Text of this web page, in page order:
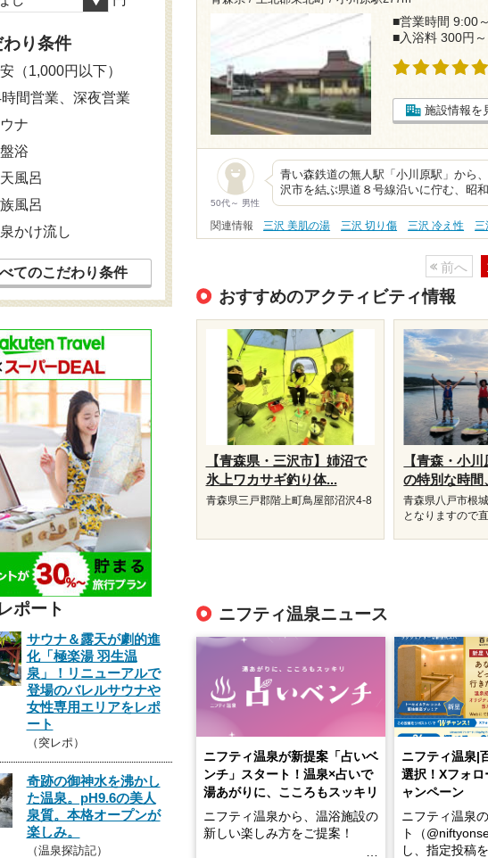
■営業時間 9:00
■入浴料 300円～
施設情報を
50代～ 男性
青い森鉄道の無人駅「小川原駅」から
沢市を結ぶ県道８号線沿いに佇む、昭
関連情報 三沢 美肌の湯 三沢 切り傷 三沢 冷え性 三
前へ
おすすめのアクティビティ情報
【青森県・三沢市】姉沼で
氷上ワカサギ釣り体...
青森県三戸郡階上町鳥屋部沼沢4-8
【青森・小
の特別な時間
青森県八戸市根
となりますので直
ニフティ温泉ニュース
ニフティ温泉が新提案「占いベ
ンチ」スタート！温泉×占いで
湯あがりに、こころもスッキリ
ニフティ温泉から、温浴施設の
新しい楽しみ方をご提案！
ニフティ温泉|
選択！Xフォ
ャンペーン
ニフティ温泉
ト（
し、指定投稿
わり条件
（1,000円以下）
間営業、深夜営業
ナ
浴
風呂
風呂
かけ流し
てのこだわり条件
ポート
サウナ＆露天が劇的進
化「極楽湯 羽生温
泉」！リニューアルで
登場のバレルサウナや
女性専用エリアをレポ
ート
（突レポ）
奇跡の御神水を沸かし
た温泉。pH9.6の美人
泉質。本格オープンが
楽しみ。
（温泉探訪記）